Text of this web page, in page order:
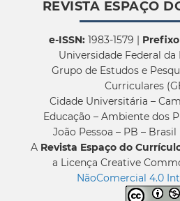
REVISTA ESPAÇO
e-ISSN:1983-1579 |
Universidade Federal da
Grupo de Estudos e
Curriculares
Cidade Universitária –
Educação – Ambiente dos
João Pessoa – PB – Brasil
A Revista Espaço do
a Licença Creative
NãoComercial 4.0